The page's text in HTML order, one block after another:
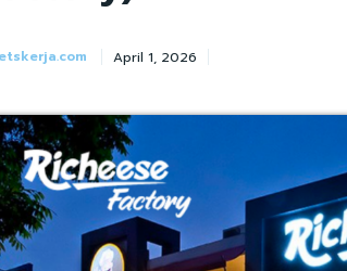
April 1, 2026